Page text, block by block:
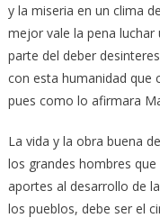
y la mise­ria en un clima
mejor vale la pena luchar
parte del deber
con esta huma­nidad que
pues como lo afirmara
La vida y la obra buena
los grandes hombres
aportes al desarrollo de
los pueblos, debe ser el